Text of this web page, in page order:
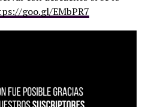
goo.gl/EMbPR7